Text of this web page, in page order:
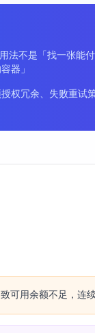
法不是「找一张能
器」
权冗余、失败重试
可用余额不足，连